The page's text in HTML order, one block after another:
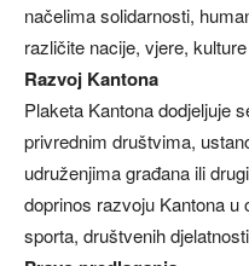
načelima solidarnosti,
različite nacije, vjere, kulture
Razvoj Kantona
Plaketa Kantona dodjeljuje
privrednim društvima,
udruženjima građana ili
doprinos razvoju Kantona u
sporta, društvenih